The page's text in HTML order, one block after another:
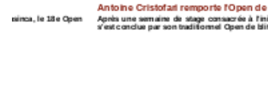
Antoine Cristofari remporte l'Open de Ciamannacce
Après une semaine de stage consacrée à l'initiation et au
s'est conclue par son traditionnel Open de blitz. Réunissant 42